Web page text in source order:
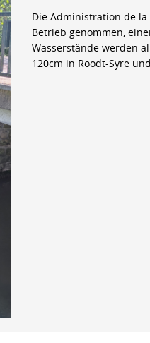
Die Administration de la
Betrieb genommen,
Wasserstände werden
120cm in Roodt-Syre